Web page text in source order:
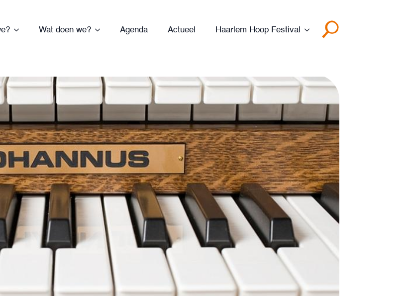
Wat doen we? Agenda Actueel Haarlem Hoop Festival